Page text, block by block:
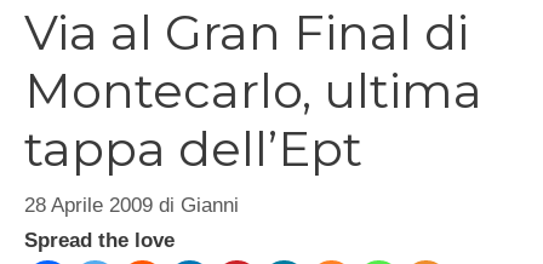
Via al Gran Final di
Montecarlo, ultima
tappa dell’Ept
28 Aprile 2009 di Gianni
Spread the love